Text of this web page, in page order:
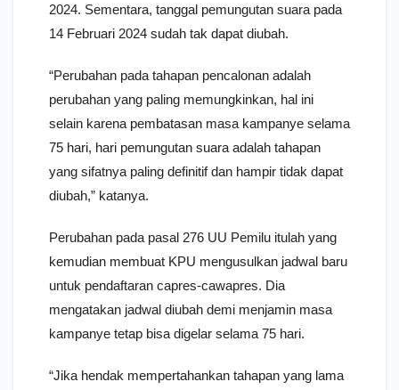
2024. Sementara, tanggal pemungutan suara pada
14 Februari 2024 sudah tak dapat diubah.
“Perubahan pada tahapan pencalonan adalah
perubahan yang paling memungkinkan, hal ini
selain karena pembatasan masa kampanye selama
75 hari, hari pemungutan suara adalah tahapan
yang sifatnya paling definitif dan hampir tidak dapat
diubah,” katanya.
Perubahan pada pasal 276 UU Pemilu itulah yang
kemudian membuat KPU mengusulkan jadwal baru
untuk pendaftaran capres-cawapres. Dia
mengatakan jadwal diubah demi menjamin masa
kampanye tetap bisa digelar selama 75 hari.
“Jika hendak mempertahankan tahapan yang lama